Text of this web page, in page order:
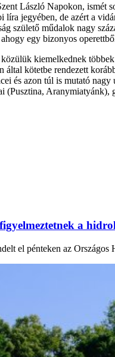
László Napokon,
jegyében, de azért a
születő műdalok nagy
egy bizonyos
kiemelkednek
kötetbe rendezett
és azon túl is mutató
a
el pénteken az